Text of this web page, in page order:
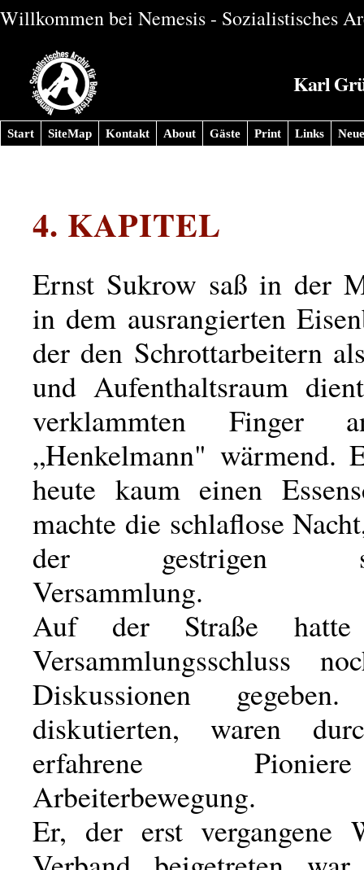
Willkommen bei Nemesis - Sozialistisches
Karl
Start SiteMap Kontakt About Gäste Print Links
4. KAPITEL
Ernst Sukrow saß in der
in dem ausrangierten
der den Schrottarbeitern
und Aufenthaltsraum
verklammten Finger
„Henkelmann" wärmend.
heute kaum einen
machte die schlaflose
der gestrigen
Versammlung.
Auf der Straße
Versammlungsschluss
Diskussionen
diskutierten, waren
erfahrene
Arbeiterbewegung.
Er, der erst vergangene